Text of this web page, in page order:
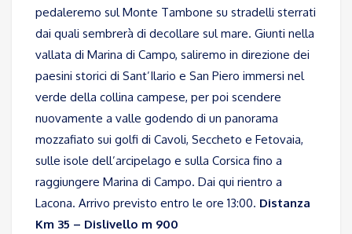
pedaleremo sul Monte Tambone su stradelli sterrati
dai quali sembrerà di decollare sul mare. Giunti nella
vallata di Marina di Campo, saliremo in direzione dei
paesini storici di Sant’Ilario e San Piero immersi nel
verde della collina campese, per poi scendere
nuovamente a valle godendo di un panorama
mozzafiato sui golfi di Cavoli, Seccheto e Fetovaia,
sulle isole dell’arcipelago e sulla Corsica fino a
raggiungere Marina di Campo. Dai qui rientro a
Lacona. Arrivo previsto entro le ore 13:00. Distanza
Km 35 – Dislivello m 900